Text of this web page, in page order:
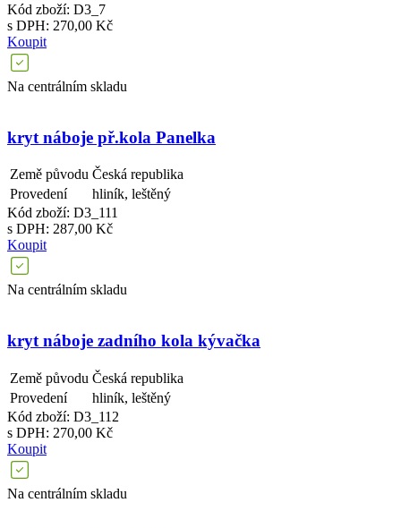
Kód zboží: D3_7
s DPH: 270,00 Kč
Koupit
Na centrálním skladu
kryt náboje př.kola Panelka
Země původu Česká republika
Provedení
hliník, leštěný
Kód zboží: D3_111
s DPH: 287,00 Kč
Koupit
Na centrálním skladu
kryt náboje zadního kola kývačka
Země původu Česká republika
Provedení
hliník, leštěný
Kód zboží: D3_112
s DPH: 270,00 Kč
Koupit
Na centrálním skladu